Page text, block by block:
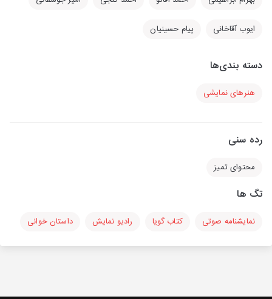
ایوب آقاخانی پیام حسینیان
دسته بندی‌ها
هنرهای نمایشی
رده سنی
محتوای تمیز
تگ ها
نمایشنامه صوتی کتاب گویا رادیو نمایش داستان خوانی